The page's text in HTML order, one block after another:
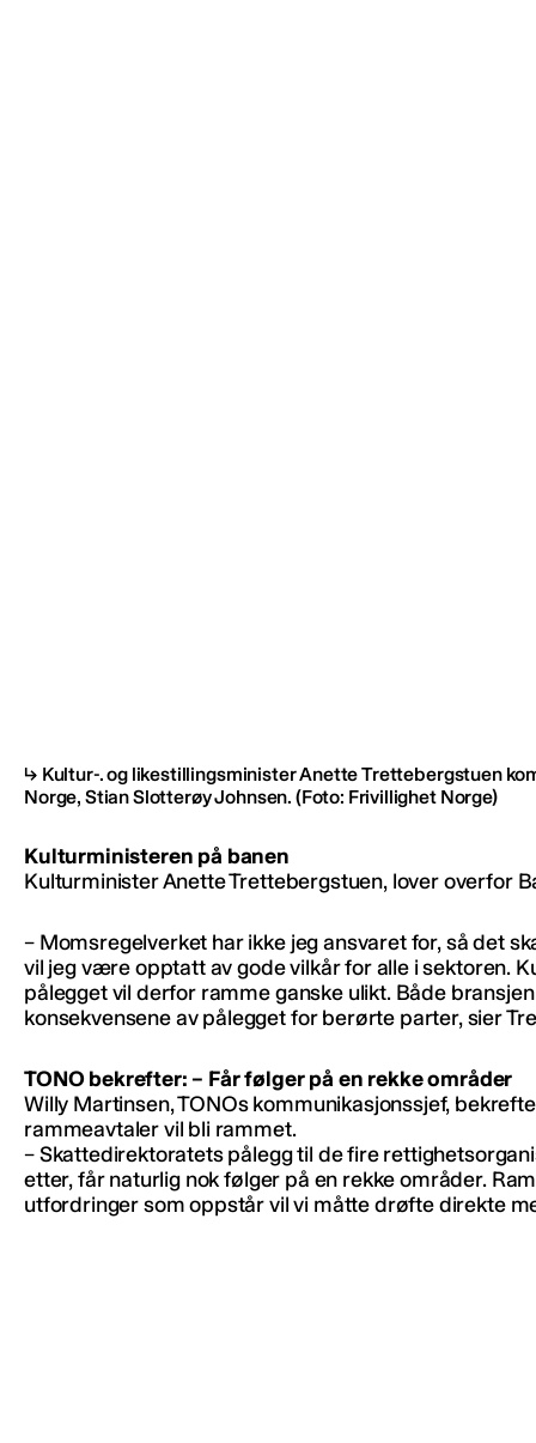
Kultur-. og likestillingsminister Anette Trettebergstuen
Norge, Stian Slotterøy Johnsen. (Foto: Frivillighet Norge)
Kulturministeren på banen
Kulturminister Anette Trettebergstuen, lover overfor
– Momsregelverket har ikke jeg ansvaret for, så det
vil jeg være opptatt av gode vilkår for alle i sektoren.
pålegget vil derfor ramme ganske ulikt. Både
konsekvensene av pålegget for berørte parter, sier
TONO bekrefter: – Får følger på en rekke områder
Willy Martinsen, TONOs kommunikasjonssjef,
rammeavtaler vil bli rammet.
– Skattedirektoratets pålegg til de fire
etter, får naturlig nok følger på en rekke områder.
utfordringer som oppstår vil vi måtte drøfte direkte